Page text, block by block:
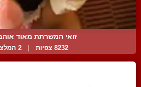
זואי המשרתת מאוד
8232 צפיות | 2 המלצות